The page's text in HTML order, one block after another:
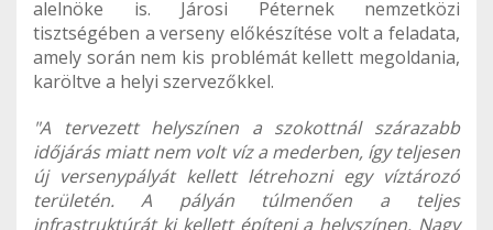
alelnöke is. Járosi Péternek nemzetközi
tisztségében a verseny előkészítése volt a feladata,
amely során nem kis problémát kellett megoldania,
karöltve a helyi szervezőkkel.
"A tervezett helyszínen a szokottnál szárazabb
időjárás miatt nem volt víz a mederben, így teljesen
új versenypályát kellett létrehozni egy víztározó
területén. A pályán túlmenően a teljes
infrastruktúrát ki kellett építeni a helyszínen. Nagy